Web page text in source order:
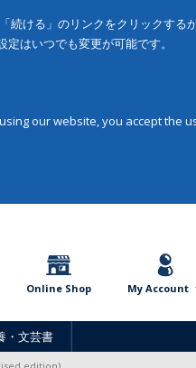
ける」のリンクをクリックする
はいつでも変更が可能です。
our website, you accept the
Online Shop My Account
・文芸書